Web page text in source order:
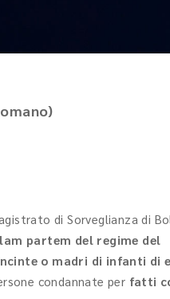
di Sorveglianza di
partem del regime del
o madri di infanti di
condannate per fatti